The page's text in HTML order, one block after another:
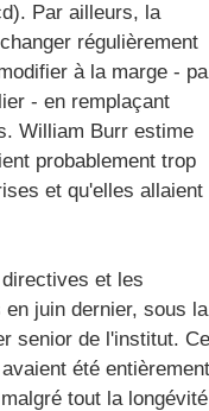
Par ailleurs, la
régulièrement
à la marge -
- en remplaçant
William Burr estime
probablement trop
et qu'elles allaient
et les
juin dernier, sous la
senior de l'institut. Ce
été entièrement
tout la longévité